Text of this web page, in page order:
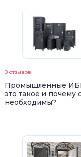
0 отзывов
Промышленные
это такое и почему
необходимы?